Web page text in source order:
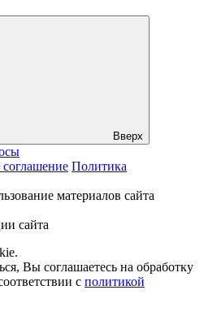
Вверх
соглашение Политика
материалов сайта
сайта
Вы соглашаетесь на обработку
с политикой